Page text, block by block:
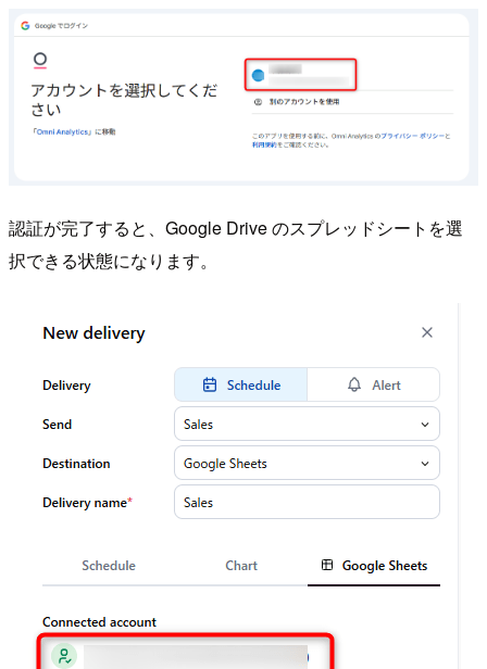
認証が完了すると、Google Drive のスプレッドシートを選
択できる状態になります。